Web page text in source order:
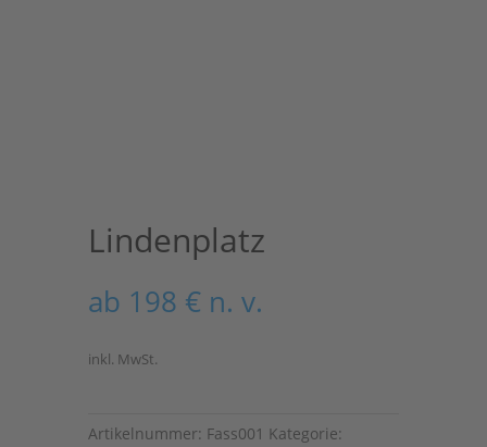
Lindenplatz
ab 198 € n. v.
inkl. MwSt.
Artikelnummer: Fass001 Kategorie: